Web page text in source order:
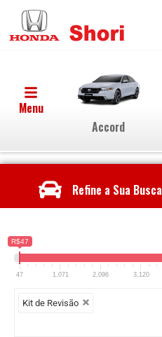
Menu
Accord
Refine a Sua Busca
R$47
47 1,071 2,096 3,120
Kit de Revisão